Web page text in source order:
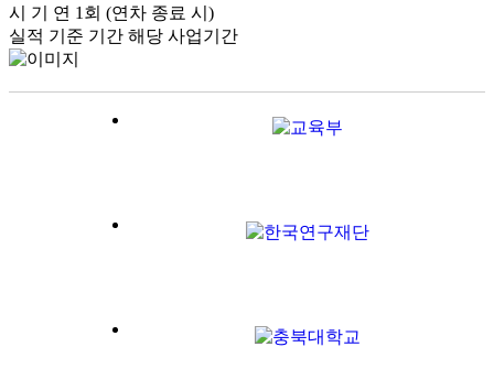
시 기
연 1회 (연차 종료 시)
실적 기준 기간 해당 사업기간